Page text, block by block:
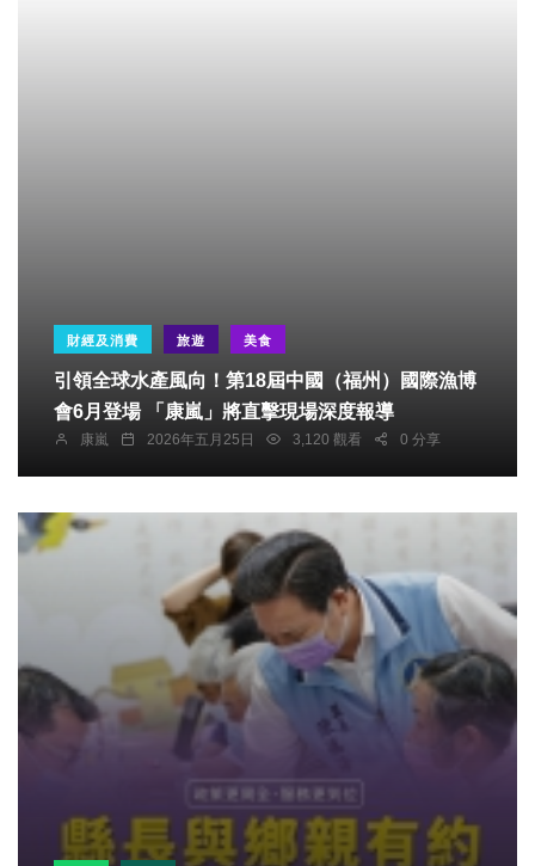
財經及消費 旅遊 美食
​引領全球水產風向！第18屆中國（福州）國際漁博
會6月登場 「康嵐」將直擊現場深度報導
康嵐 2026年五月25日 3,120 觀看 0 分享